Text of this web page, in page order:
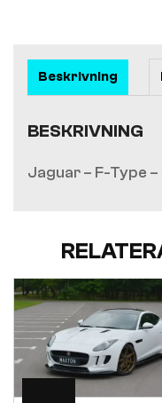
Beskrivning
BESKRIVNING
Jaguar – F-Type